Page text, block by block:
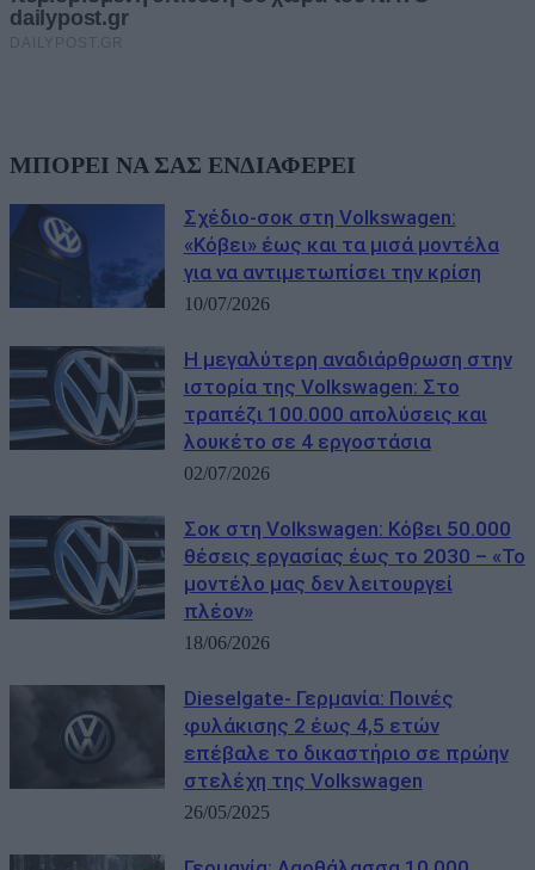
ΜΠΟΡΕΙ ΝΑ ΣΑΣ ΕΝΔΙΑΦΕΡΕΙ
Σχέδιο-σοκ στη Volkswagen:
«Κόβει» έως και τα μισά μοντέλα
για να αντιμετωπίσει την κρίση
10/07/2026
Η μεγαλύτερη αναδιάρθρωση στην
ιστορία της Volkswagen: Στο
τραπέζι 100.000 απολύσεις και
λουκέτο σε 4 εργοστάσια
02/07/2026
Σοκ στη Volkswagen: Κόβει 50.000
θέσεις εργασίας έως το 2030 – «Το
μοντέλο μας δεν λειτουργεί
πλέον»
18/06/2026
Dieselgate- Γερμανία: Ποινές
φυλάκισης 2 έως 4,5 ετών
επέβαλε το δικαστήριο σε πρώην
στελέχη της Volkswagen
26/05/2025